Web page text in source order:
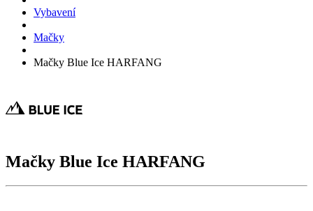
Vybavení
Mačky
Mačky Blue Ice HARFANG
Mačky Blue Ice HARFANG